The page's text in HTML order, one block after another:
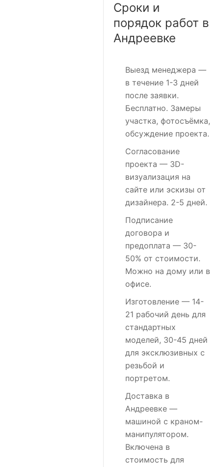
Сроки и
порядок работ в
Андреевке
Выезд менеджера —
в течение 1-3 дней
после заявки.
Бесплатно. Замеры
участка, фотосъёмка,
обсуждение проекта.
Согласование
проекта — 3D-
визуализация на
сайте или эскизы от
дизайнера. 2-5 дней.
Подписание
договора и
предоплата — 30-
50% от стоимости.
Можно на дому или в
офисе.
Изготовление — 14-
21 рабочий день для
стандартных
моделей, 30-45 дней
для эксклюзивных с
резьбой и
портретом.
Доставка в
Андреевке —
машиной с краном-
манипулятором.
Включена в
стоимость для